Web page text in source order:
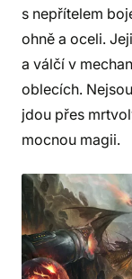
s nepřítelem
ohně a oceli.
a válčí v
oblecích.
jdou přes
mocnou magii.